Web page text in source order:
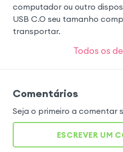
computador ou outro
USB C.O seu tamanho
transportar.
Todos os
Comentários
Seja o primeiro a comentar
ESCREVER UM